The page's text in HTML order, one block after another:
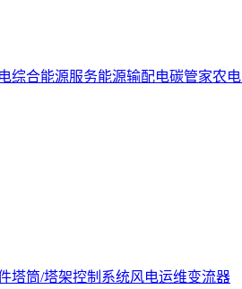
综合能源服务能源输配电碳管家农电
塔筒/塔架控制系统风电运维变流器